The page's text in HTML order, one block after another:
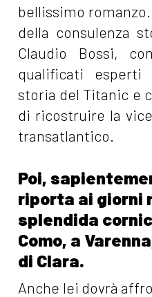
bellissimo romanzo.
della consulenza
Claudio Bossi,
qualificati esperti
storia del Titanic e
di ricostruire la
transatlantico.
Poi,
riporta ai giorni
splendida
Como, a
di Clara.
Anche lei dovrà